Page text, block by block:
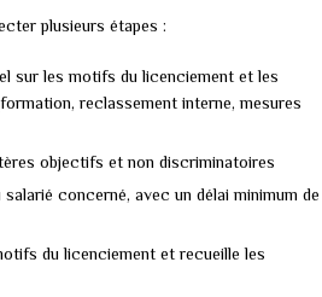
plusieurs étapes :
sur les motifs du licenciement et les
reclassement interne, mesures
objectifs et non discriminatoires
concerné, avec un délai minimum de
du licenciement et recueille les